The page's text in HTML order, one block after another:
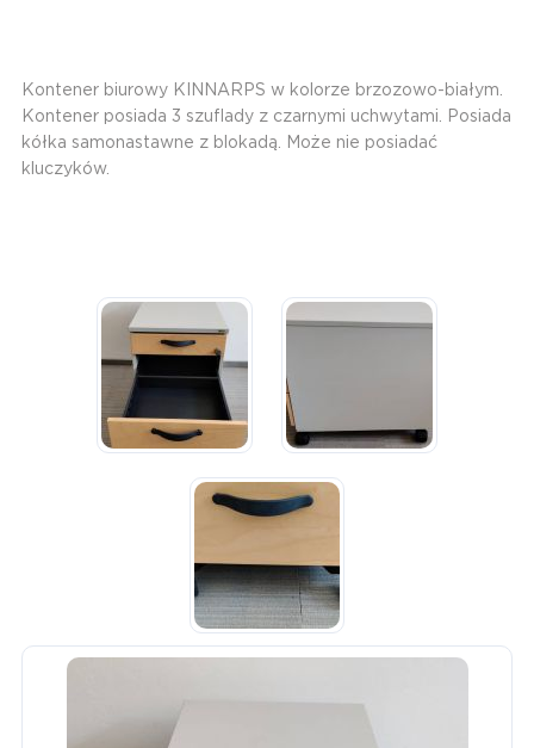
Kontener biurowy KINNARPS w kolorze brzozowo-białym.
Kontener posiada 3 szuflady z czarnymi uchwytami. Posiada
kółka samonastawne z blokadą. Może nie posiadać
kluczyków.